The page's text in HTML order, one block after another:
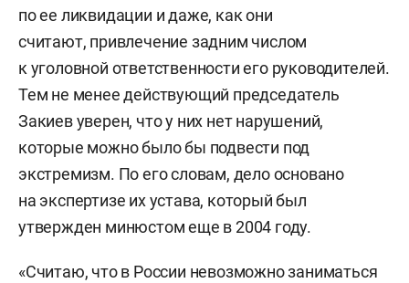
по ее ликвидации и даже, как они
считают, привлечение задним числом
к уголовной ответственности его руководителей.
Тем не менее действующий председатель
Закиев уверен, что у них нет нарушений,
которые можно было бы подвести под
экстремизм. По его словам, дело основано
на экспертизе их устава, который был
утвержден минюстом еще в 2004 году.
«Считаю, что в России невозможно заниматься